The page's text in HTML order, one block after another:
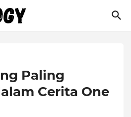
Paling
Cerita One